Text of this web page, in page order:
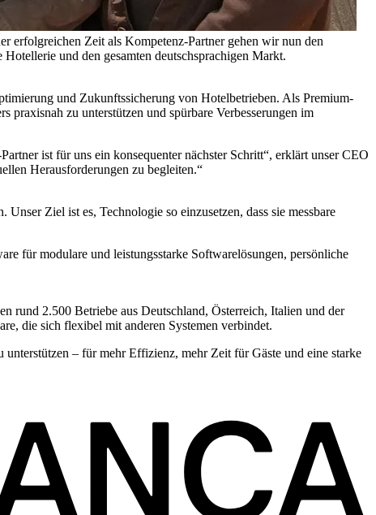
erfolgreichen Zeit als Kompetenz-Partner gehen wir nun den
und den gesamten deutschsprachigen Markt.
und Zukunftssicherung von Hotelbetrieben. Als Premium-
zu unterstützen und spürbare Verbesserungen im
ist für uns ein konsequenter nächster Schritt“, erklärt unser CEO
Herausforderungen zu begleiten.“
Ziel ist es, Technologie so einzusetzen, dass sie messbare
für modulare und leistungsstarke Softwarelösungen, persönliche
rund 2.500 Betriebe aus Deutschland, Österreich, Italien und der
die sich flexibel mit anderen Systemen verbindet.
– für mehr Effizienz, mehr Zeit für Gäste und eine starke